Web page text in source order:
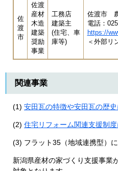
佐
渡
市
佐渡
産材
木造
建築
奨励
事業
工務店
建築主
(住宅、車
庫等)
佐渡市
電話：
https://
＜外部リ
関連事業
(1) 安田瓦の特徴や安田瓦の歴
(2) 住宅リフォーム関連支援制
(3) フラット35（地域連携型）
新潟県産材の家づくり支援事業